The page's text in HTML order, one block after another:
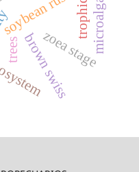
soybean rust
brown swiss
trees zoea stagemicroalgae